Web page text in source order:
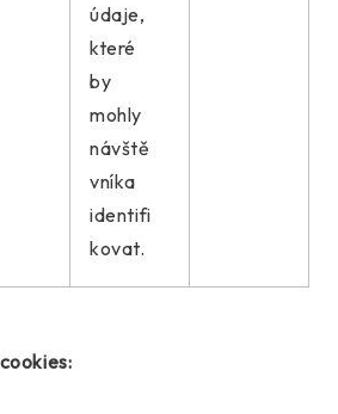
údaje,
které
by
mohly
návště
vníka
identifi
kovat.